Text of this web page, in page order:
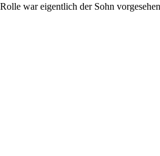
war eigentlich der Sohn